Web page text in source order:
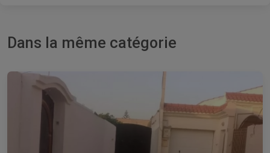
Dans la même catégorie